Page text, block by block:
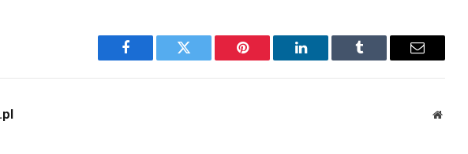
Facebook Twitter Pinterest LinkedIn Tumblr Email